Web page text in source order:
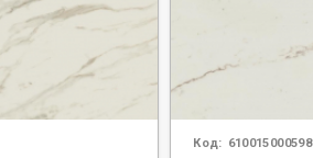
Код: 610015000598